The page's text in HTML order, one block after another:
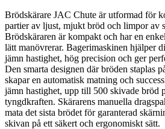
Brödskärare JAC Chute är utformad för
partier av ljust, mjukt bröd och limpor av
Brödskäraren är kompakt och har en
lätt manövrerar. Bagerimaskinen hjälper
jämn hastighet, hög precision och ger
Den smarta designen där bröden staplas
skapar en automatisk matning och
jämn hastighet, upp till 500 skivade bröd
tyngdkraften. Skärarens manuella
mata det sista brödet för garanterad
skivan på ett säkert och ergonomiskt sätt.